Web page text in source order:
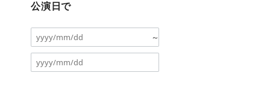
公演日で
～